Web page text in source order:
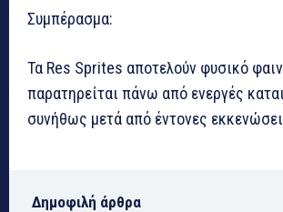
Συμπέρασμα:
Τα Res Sprites αποτελούν φυσικό
παρατηρείται πάνω από ενεργές
συνήθως μετά από έντονες
Δημοφιλή άρθρα